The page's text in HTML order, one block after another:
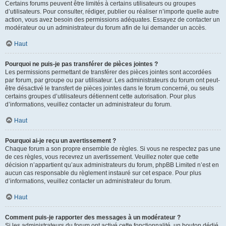
Certains forums peuvent être limités à certains utilisateurs ou groupes
d’utilisateurs. Pour consulter, rédiger, publier ou réaliser n’importe quelle autre
action, vous avez besoin des permissions adéquates. Essayez de contacter un
modérateur ou un administrateur du forum afin de lui demander un accès.
Haut
Pourquoi ne puis-je pas transférer de pièces jointes ?
Les permissions permettant de transférer des pièces jointes sont accordées
par forum, par groupe ou par utilisateur. Les administrateurs du forum ont peut-
être désactivé le transfert de pièces jointes dans le forum concerné, ou seuls
certains groupes d’utilisateurs détiennent cette autorisation. Pour plus
d’informations, veuillez contacter un administrateur du forum.
Haut
Pourquoi ai-je reçu un avertissement ?
Chaque forum a son propre ensemble de règles. Si vous ne respectez pas une
de ces règles, vous recevrez un avertissement. Veuillez noter que cette
décision n’appartient qu’aux administrateurs du forum, phpBB Limited n’est en
aucun cas responsable du règlement instauré sur cet espace. Pour plus
d’informations, veuillez contacter un administrateur du forum.
Haut
Comment puis-je rapporter des messages à un modérateur ?